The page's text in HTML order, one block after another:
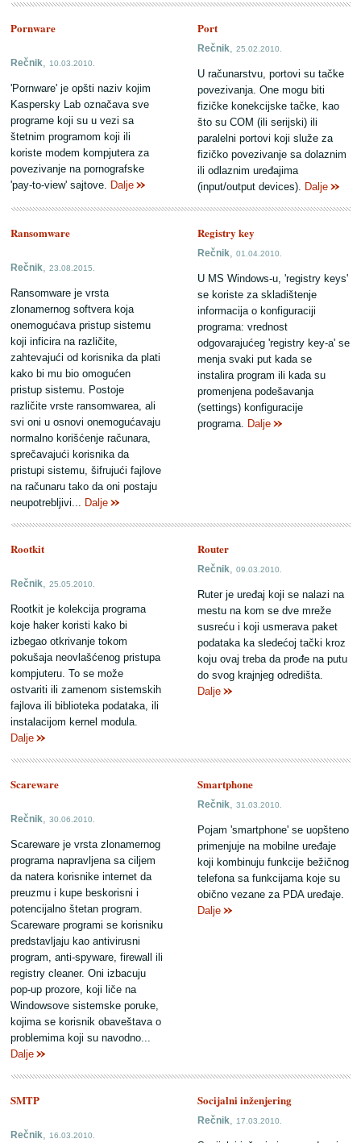
Port
Rečnik,25.02.2010.
U računarstvu, portovi su tačke
povezivanja. One mogu biti
fizičke konekcijske tačke, kao
što su COM (ili serijski) ili
paralelni portovi koji služe za
fizičko povezivanje sa dolaznim
ili odlaznim uređajima
(input/output devices). Dalje
Pornware
Rečnik,10.03.2010.
'Pornware' je opšti naziv kojim
Kaspersky Lab označava sve
programe koji su u vezi sa
štetnim programom koji ili
koriste modem kompjutera za
povezivanje na pornografske
'pay-to-view' sajtove. Dalje
Registry key
Rečnik,01.04.2010.
U MS Windows-u, 'registry keys'
se koriste za skladištenje
informacija o konfiguraciji
programa: vrednost
odgovarajućeg 'registry key-a' se
menja svaki put kada se
instalira program ili kada su
promenjena podešavanja
(settings) konfiguracije
programa. Dalje
Ransomware
Rečnik,23.08.2015.
Ransomware je vrsta
zlonamernog softvera koja
onemogućava pristup sistemu
koji inficira na različite,
zahtevajući od korisnika da plati
kako bi mu bio omogućen
pristup sistemu. Postoje
različite vrste ransomwarea, ali
svi oni u osnovi onemogućavaju
normalno korišćenje računara,
sprečavajući korisnika da
pristupi sistemu, šifrujući fajlove
na računaru tako da oni postaju
neupotrebljivi... Dalje
Router
Rečnik,09.03.2010.
Ruter je uređaj koji se nalazi na
mestu na kom se dve mreže
susreću i koji usmerava paket
podataka ka sledećoj tački kroz
koju ovaj treba da prođe na putu
do svog krajnjeg odredišta.
Dalje
Rootkit
Rečnik,25.05.2010.
Rootkit je kolekcija programa
koje haker koristi kako bi
izbegao otkrivanje tokom
pokušaja neovlašćenog pristupa
kompjuteru. To se može
ostvariti ili zamenom sistemskih
fajlova ili biblioteka podataka, ili
instalacijom kernel modula.
Dalje
Smartphone
Rečnik,31.03.2010.
Pojam 'smartphone' se uopšteno
primenjuje na mobilne uređaje
koji kombinuju funkcije bežičnog
telefona sa funkcijama koje su
obično vezane za PDA uređaje.
Dalje
Scareware
Rečnik,30.06.2010.
Scareware je vrsta zlonamernog
programa napravljena sa ciljem
da natera korisnike internet da
preuzmu i kupe beskorisni i
potencijalno štetan program.
Scareware programi se korisniku
predstavljaju kao antivirusni
program, anti-spyware, firewall ili
registry cleaner. Oni izbacuju
pop-up prozore, koji liče na
Windowsove sistemske poruke,
kojima se korisnik obaveštava o
problemima koji su navodno...
Dalje
Socijalni inženjering
Rečnik,17.03.2010.
SMTP
Rečnik,16.03.2010.